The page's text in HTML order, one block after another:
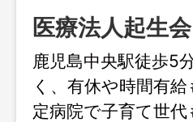
医療法人起生
鹿児島中央駅徒歩5
く、有休や時間有
定病院で子育て世